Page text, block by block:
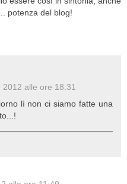
potenza del blog!
2012 alle ore 18:31
lì non ci siamo fatte una